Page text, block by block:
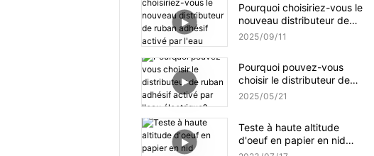
Pourquoi choisiriez-vous le
nouveau distributeur de
ruban adhésif activé par
2025 09 11
Pourquoi pouvez-vous
choisir le distributeur de
ruban adhésif activé par
2025 05 21
Teste à haute altitude
d'oeuf en papier en nid
d'abeille